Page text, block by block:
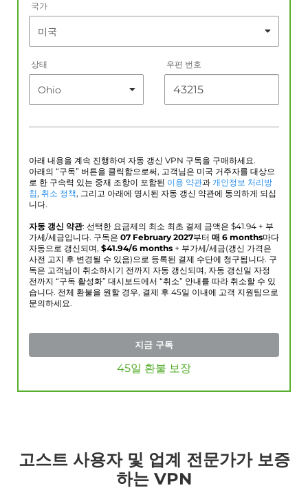
국가
상태 우편 번호
아래 내용을 계속 진행하여 자동 갱신 VPN 구독을 구매하세요.
아래의 “구독” 버튼을 클릭함으로써, 고객님은 미국 거주자를 대상으
로 한 구속력 있는 중재 조항이 포함된 이용 약관과 개인정보 처리방
침, 취소 정책, 그리고 아래에 명시된 자동 갱신 약관에 동의하게 되십
니다.
자동 갱신 약관: 선택한 요금제의 최소 최초 결제 금액은 $41.94 + 부
가세/세금입니다. 구독은 07 February 2027부터 매 6 months마다
자동으로 갱신되며, $41.94/6 months + 부가세/세금(갱신 가격은
사전 고지 후 변경될 수 있음)으로 등록된 결제 수단에 청구됩니다. 구
독은 고객님이 취소하시기 전까지 자동 갱신되며, 자동 갱신일 자정
전까지 “구독 활성화” 대시보드에서 “취소” 안내를 따라 취소할 수 있
습니다. 전체 환불을 원할 경우, 결제 후 45일 이내에 고객 지원팀으로
문의하세요.
지금 구독
45일 환불 보장
고스트 사용자 및 업계 전문가가 보증
하는 VPN